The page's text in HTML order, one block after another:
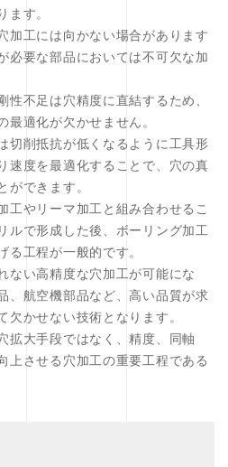
ます。
加工には向かない場合があります
必要な部品においては不可欠な加
性不足は穴精度に直結するため、
最適化が欠かせません。
切削抵抗が低くなるように工具形
速度を最適化することで、穴の真
ができます。
工やリーマ加工と組み合わせるこ
ルで形成した後、ボーリング加工
る工程が一般的です。
ない高精度な穴加工が可能にな
、航空機部品など、高い品質が求
欠かせない技術となります。
拡大手段ではなく、精度、同軸
上させる穴加工の重要工程である